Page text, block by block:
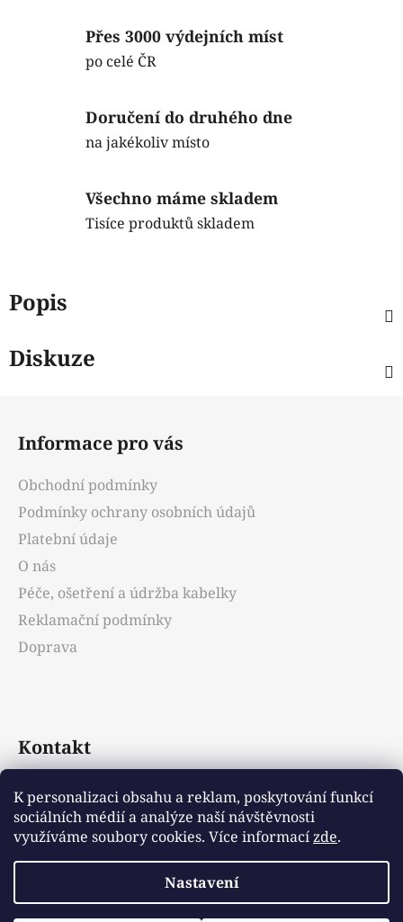
K personalizaci obsahu a reklam, poskytování funkcí
sociálních médií a analýze naší návštěvnosti
využíváme soubory cookies. Více informacízde.
Nastavení
Přes 3000 výdejních míst
po celé ČR
Doručení do druhého dne
na jakékoliv místo
Všechno máme skladem
Tisíce produktů skladem
Popis
Diskuze
Informace pro vás
Obchodní podmínky
Podmínky ochrany osobních údajů
Platební údaje
O nás
Péče, ošetření a údržba kabelky
Reklamační podmínky
Doprava
Kontakt
info@emotys.cz
+421903231812